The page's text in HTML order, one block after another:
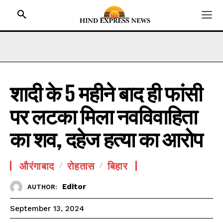
HOME
BIHAR
JHARKHAND
UTTAR PRADESH
MADHYA PRADESH
INTERNATIONAL
NATIONAL NEWS
CRIME NEWS
शादी के 5 महीने बाद ही फांसी
पर लटका मिला नवविवाहिता
का शव, दहेज हत्या का आरोप
औरंगाबाद रोहतास बिहार
AUTHOR: Editor
September 13, 2024